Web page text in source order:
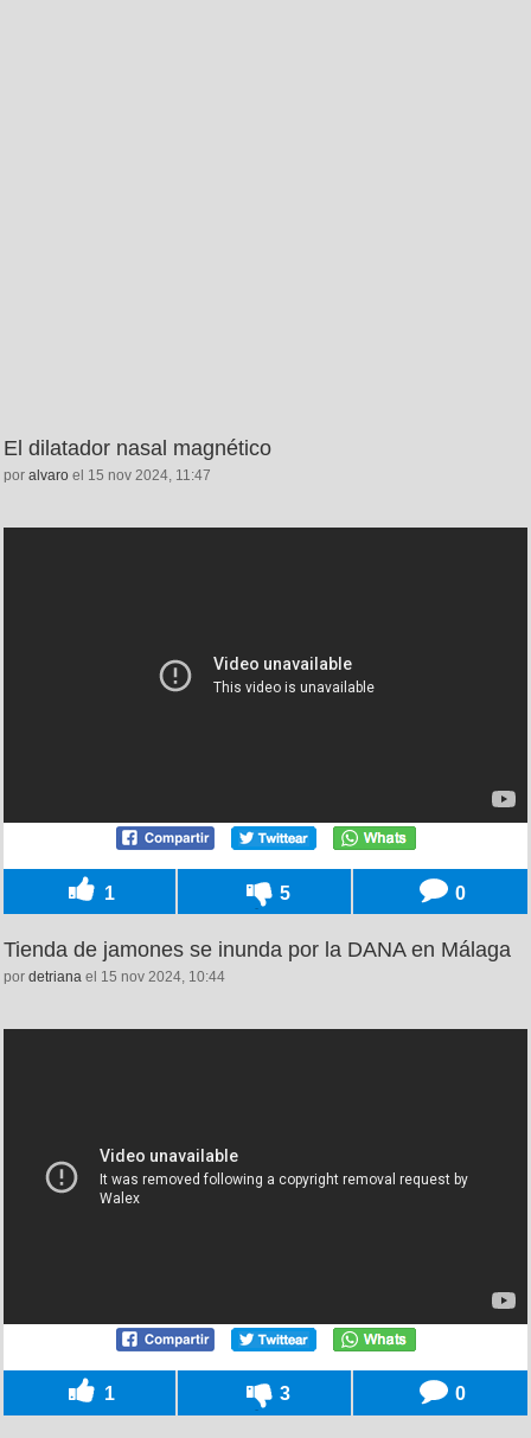
El dilatador nasal magnético
por alvaro el 15 nov 2024, 11:47
1 5 0
Tienda de jamones se inunda por la DANA en Málaga
por detriana el 15 nov 2024, 10:44
1 3 0